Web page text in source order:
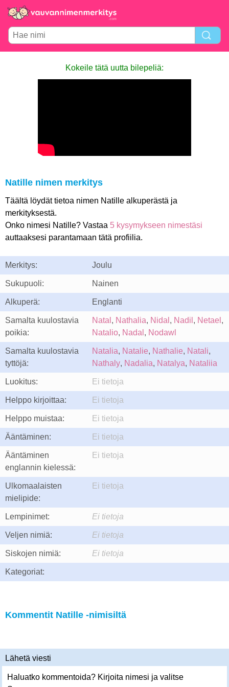
Kokeile tätä uutta bilepeliä:
Natille nimen merkitys
Täältä löydät tietoa nimen Natille alkuperästä ja
merkityksestä.
Onko nimesi Natille? Vastaa 5 kysymykseen nimestäsi
auttaaksesi parantamaan tätä profiilia.
Merkitys: Joulu
Sukupuoli: Nainen
Alkuperä: Englanti
Samalta kuulostavia
poikia:
Natal , Nathalia, Nidal , Nadil , Netael ,
Natalio, Nadal , Nodawl
Samalta kuulostavia
tyttöjä:
Natalia, Natalie, Nathalie, Natali,
Nathaly, Nadalia, Natalya, Nataliia
Luokitus: Ei tietoja
Helppo kirjoittaa: Ei tietoja
Helppo muistaa: Ei tietoja
Ääntäminen: Ei tietoja
Ääntäminen
englannin kielessä:
Ei tietoja
Ulkomaalaisten
mielipide:
Ei tietoja
Lempinimet: Ei tietoja
Veljen nimiä: Ei tietoja
Siskojen nimiä: Ei tietoja
Kategoriat:
Kommentit Natille -nimisiltä
Lähetä viesti
Haluatko kommentoida? Kirjoita nimesi ja valitse